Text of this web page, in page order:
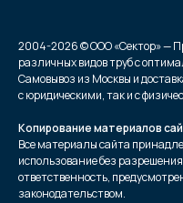
2004-2026 © ООО «Сектор» —
различных видов труб с
Самовывоз из Москвы и
с юридическими, так и с
Копирование материалов
Все материалы сайта
использование без
ответственность,
законодательством.